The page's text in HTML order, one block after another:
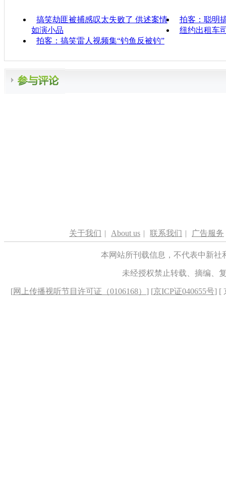
搞笑劫匪被捕感叹太失败了 供述案情
如演小品
拍客：聪明
纽约出租车
拍客：搞笑雷人视频集“钓鱼反被钓”
关于我们 | About us | 联系我们 | 广告服务
本网站所刊载信息，不代表中新
未经授权禁止转载、摘编、
[网上传播视听节目许可证（0106168） ] [京ICP证040655号] [